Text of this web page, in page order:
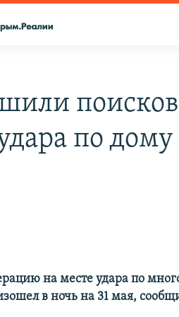
по дому
на месте удара по
в ночь на 31 мая,